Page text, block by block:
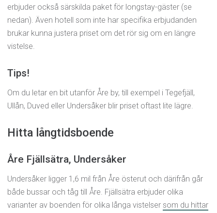
erbjuder också särskilda paket för longstay-gäster (se
nedan). Även hotell som inte har specifika erbjudanden
brukar kunna justera priset om det rör sig om en längre
vistelse.
Tips!
Om du letar en bit utanför Åre by, till exempel i Tegefjäll,
Ullån, Duved eller Undersåker blir priset oftast lite lägre.
Hitta långtidsboende
Åre Fjällsätra, Undersåker
Undersåker ligger 1,6 mil från Åre österut och därifrån går
både bussar och tåg till Åre. Fjällsätra erbjuder olika
varianter av boenden för olika långa vistelser som du hittar